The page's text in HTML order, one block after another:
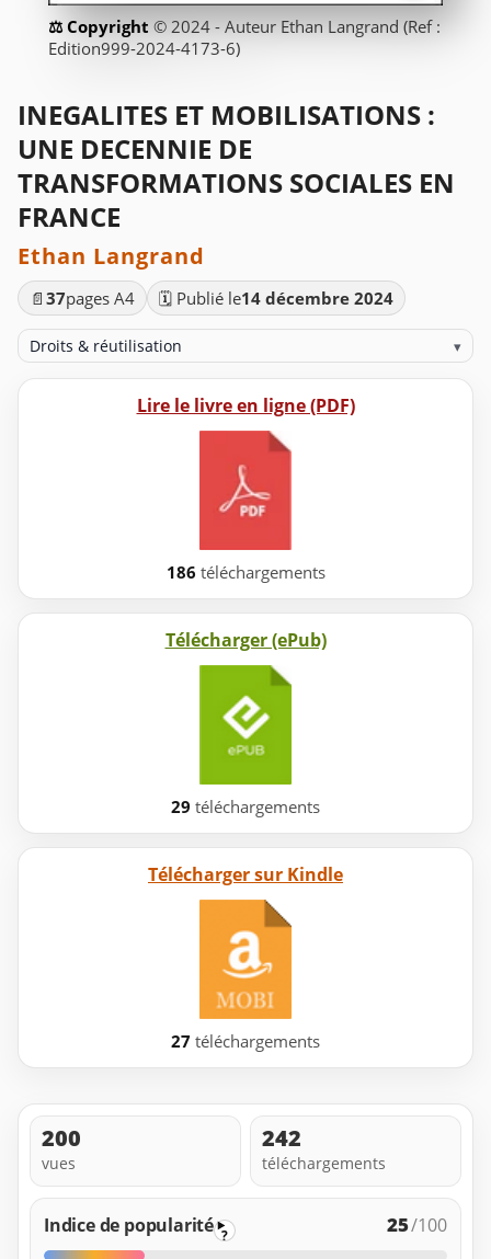
© 2024 - Auteur Ethan Langrand (Ref :
Edition999-2024-4173-6)
INEGALITES ET MOBILISATIONS :
UNE DECENNIE DE
TRANSFORMATIONS SOCIALES EN
FRANCE
Ethan Langrand
📄 37pages A4 🗓️ Publié le14 décembre 2024
Droits & réutilisation ▾
Lire le livre en ligne (PDF)
186 téléchargements
Télécharger (ePub)
29 téléchargements
Télécharger sur Kindle
27 téléchargements
200
vues
242
téléchargements
Indice de popularité ? 25/100